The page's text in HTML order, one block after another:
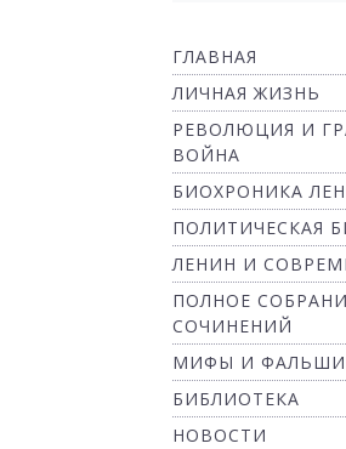
ГЛАВНАЯ
ЛИЧНАЯ ЖИЗНЬ
РЕВОЛЮЦИЯ И
ВОЙНА
БИОХРОНИКА
ПОЛИТИЧЕСКАЯ
ЛЕНИН И
ПОЛНОЕ
СОЧИНЕНИЙ
МИФЫ И
БИБЛИОТЕКА
НОВОСТИ